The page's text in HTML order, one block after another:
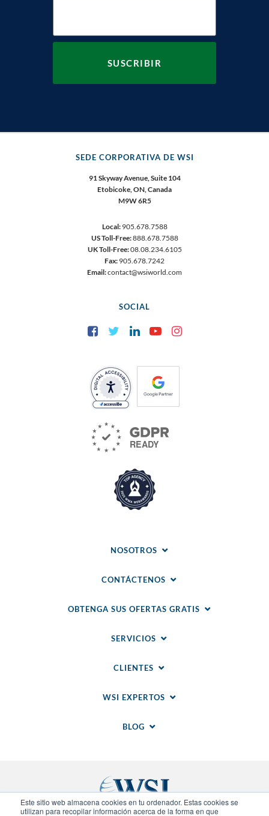
Este sitio web almacena cookies en tu ordenador. Estas cookies se
utilizan para recopilar información acerca de la forma en que
SEDE CORPORATIVA DE WSI
91 Skyway Avenue, Suite 104
Etobicoke, ON, Canada
M9W 6R5
Local:905.678.7588
US Toll-Free:888.678.7588
UK Toll-Free:08.08.234.6105
Fax: 905.678.7242
Email:contact@wsiworld.com
SOCIAL
FacebookTwitter LinkedInYouTube
NOSOTROS
CONTÁCTENOS
OBTENGA SUS OFERTAS GRATIS
SERVICIOS
CLIENTES
WSI EXPERTOS
BLOG